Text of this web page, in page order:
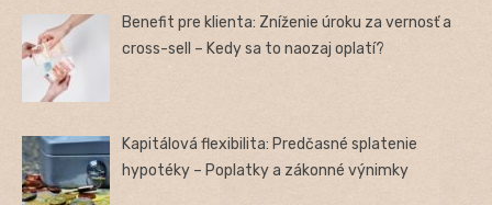
Benefit pre klienta: Zníženie úroku za vernosť a
cross-sell – Kedy sa to naozaj oplatí?
Kapitálová flexibilita: Predčasné splatenie
hypotéky – Poplatky a zákonné výnimky